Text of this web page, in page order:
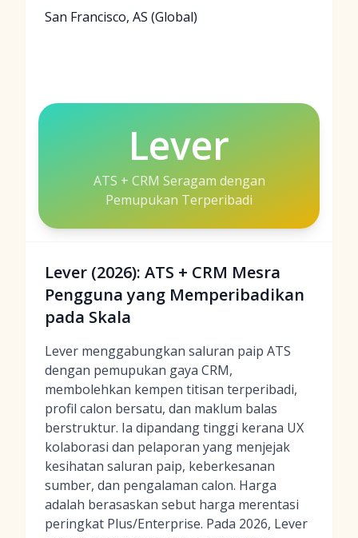
San Francisco, AS (Global)
Lever
ATS + CRM Seragam dengan
Pemupukan Terperibadi
Lever (2026): ATS + CRM Mesra
Pengguna yang Memperibadikan
pada Skala
Lever menggabungkan saluran paip ATS
dengan pemupukan gaya CRM,
membolehkan kempen titisan terperibadi,
profil calon bersatu, dan maklum balas
berstruktur. Ia dipandang tinggi kerana UX
kolaborasi dan pelaporan yang menjejak
kesihatan saluran paip, keberkesanan
sumber, dan pengalaman calon. Harga
adalah berasaskan sebut harga merentasi
peringkat Plus/Enterprise. Pada 2026, Lever